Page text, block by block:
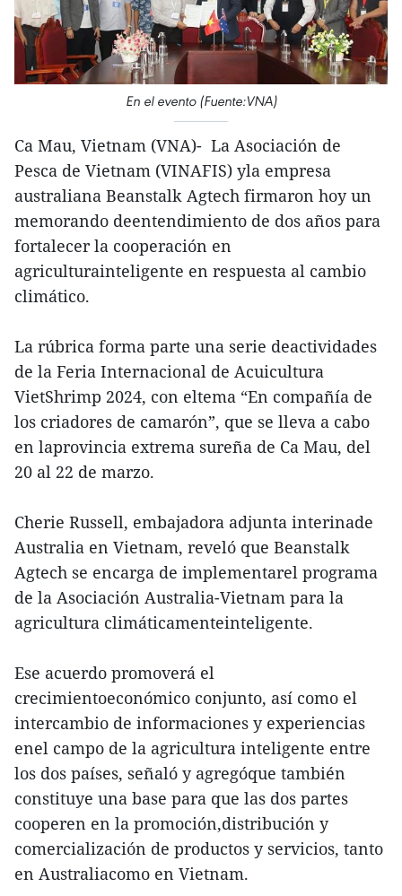
En el evento (Fuente:VNA)
Ca Mau, Vietnam (VNA)- La Asociación de
Pesca de Vietnam (VINAFIS) yla empresa
australiana Beanstalk Agtech firmaron hoy un
memorando deentendimiento de dos años para
fortalecer la cooperación en
agriculturainteligente en respuesta al cambio
climático.
La rúbrica forma parte una serie deactividades
de la Feria Internacional de Acuicultura
VietShrimp 2024, con eltema “En compañía de
los criadores de camarón”, que se lleva a cabo
en laprovincia extrema sureña de Ca Mau, del
20 al 22 de marzo.
Cherie Russell, embajadora adjunta interinade
Australia en Vietnam, reveló que Beanstalk
Agtech se encarga de implementarel programa
de la Asociación Australia-Vietnam para la
agricultura climáticamenteinteligente.
Ese acuerdo promoverá el
crecimientoeconómico conjunto, así como el
intercambio de informaciones y experiencias
enel campo de la agricultura inteligente entre
los dos países, señaló y agregóque también
constituye una base para que las dos partes
cooperen en la promoción,distribución y
comercialización de productos y servicios, tanto
en Australiacomo en Vietnam.